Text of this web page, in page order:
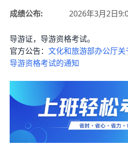
成绩公布:
2026年3月2日
导游证，导游资格考试。
官方公告： 文化和旅游部办公厅
导游资格考试的通知